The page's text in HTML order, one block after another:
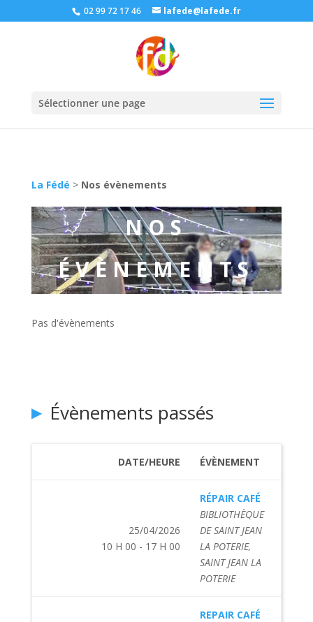
02 99 72 17 46 lafede@lafede.fr
Sélectionner une page
La Fédé > Nos évènements
NOS
ÉVÈNEMENTS
Pas d'évènements
Évènements passés
DATE/HEURE ÉVÈNEMENT
25/04/2026
10 H 00 - 17 H 00
RÉPAIR CAFÉ
BIBLIOTHÈQUE
DE SAINT JEAN
LA POTERIE,
SAINT JEAN LA
POTERIE
REPAIR CAFÉ